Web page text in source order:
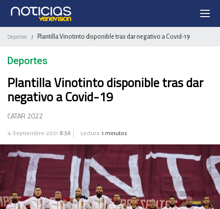
Deportes / Plantilla Vinotinto disponible tras dar negativo a Covid-19
Deportes
Plantilla Vinotinto disponible tras dar
negativo a Covid-19
CATAR 2022
4-Septiembre-2021 8:56 Lectura: 1 minutos